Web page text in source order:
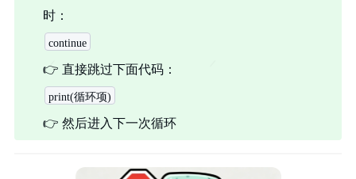
时：
continue
👉 直接跳过下面代码：
print(循环项)
👉 然后进入下一次循环